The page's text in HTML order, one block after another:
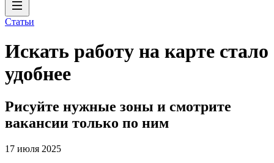
Статьи
Искать работу на карте стало
удобнее
Рисуйте нужные зоны и смотрите
вакансии только по ним
17 июля 2025